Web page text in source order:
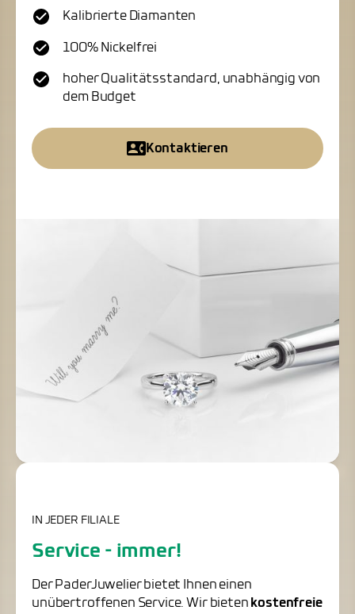
Kalibrierte Diamanten
100% Nickelfrei
hoher Qualitätsstandard, unabhängig von
dem Budget
Kontaktieren
IN JEDER FILIALE
Service - immer!
Der PaderJuwelier bietet Ihnen einen
unübertroffenen Service. Wir bieten kostenfreie